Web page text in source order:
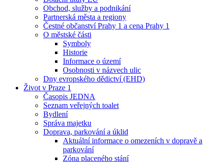
Obchod, služby a podnikání
Partnerská města a regiony
Čestné občanství Prahy 1 a cena Prahy 1
O městské části
Symboly
Historie
Informace o území
Osobnosti v názvech ulic
Dny evropského dědictví (EHD)
Život v Praze 1
Časopis JEDNA
Seznam veřejných toalet
Bydlení
Správa majetku
Doprava, parkování a úklid
Aktuální informace o omezeních v dopravě a
parkování
Zóna placeného stání